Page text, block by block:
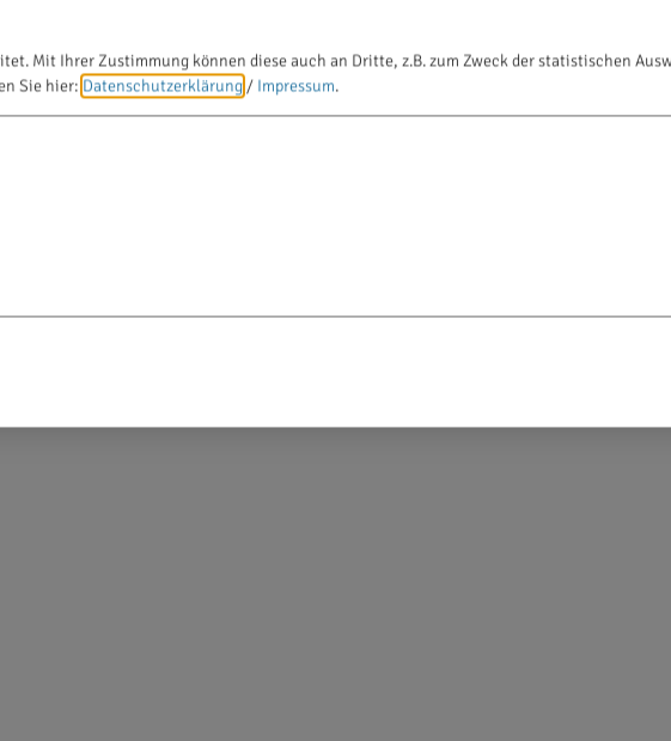
Mit Ihrer Zustimmung können diese auch an Dritte, z.B. zum Zweck der statistischen
Sie hier: Datenschutzerklärung / Impressum.